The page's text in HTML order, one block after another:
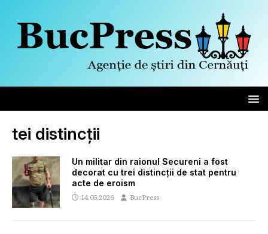
tei distincții
Un militar din raionul Secureni a fost
decorat cu trei distincții de stat pentru
acte de eroism
14.05.2026 BucPress